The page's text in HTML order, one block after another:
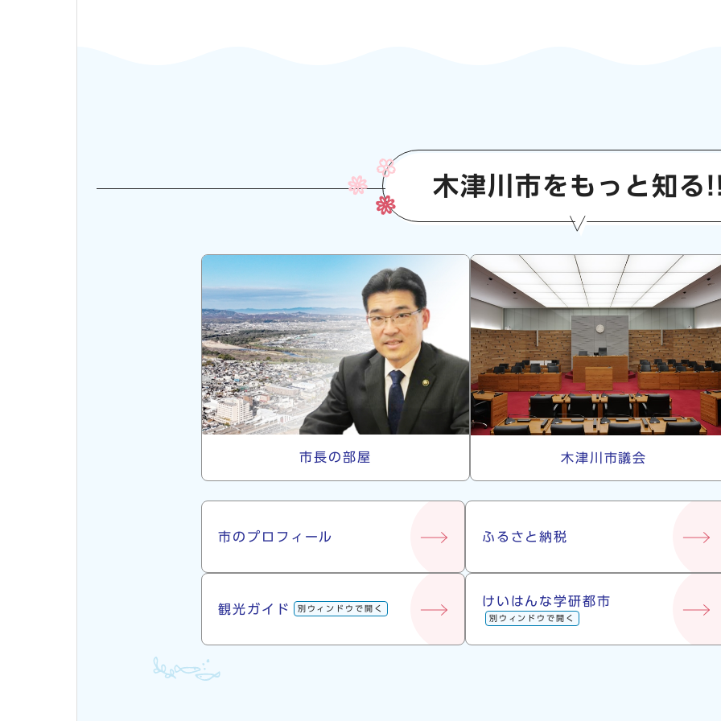
木津川市をもっと知る
市長・議会
市長の部屋 木津川市議会
市について
市のプロフィール ふるさと納税
観光ガイド 別ウィンドウで開く
けいはんな学研都市
別ウィンドウで開く